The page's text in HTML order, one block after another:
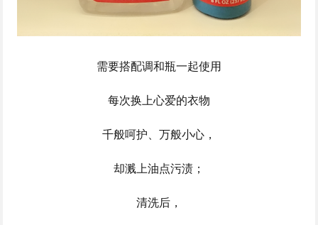
需要搭配调和瓶一起使用
每次换上心爱的衣物
千般呵护、万般小心，
却溅上油点污渍；
清洗后，